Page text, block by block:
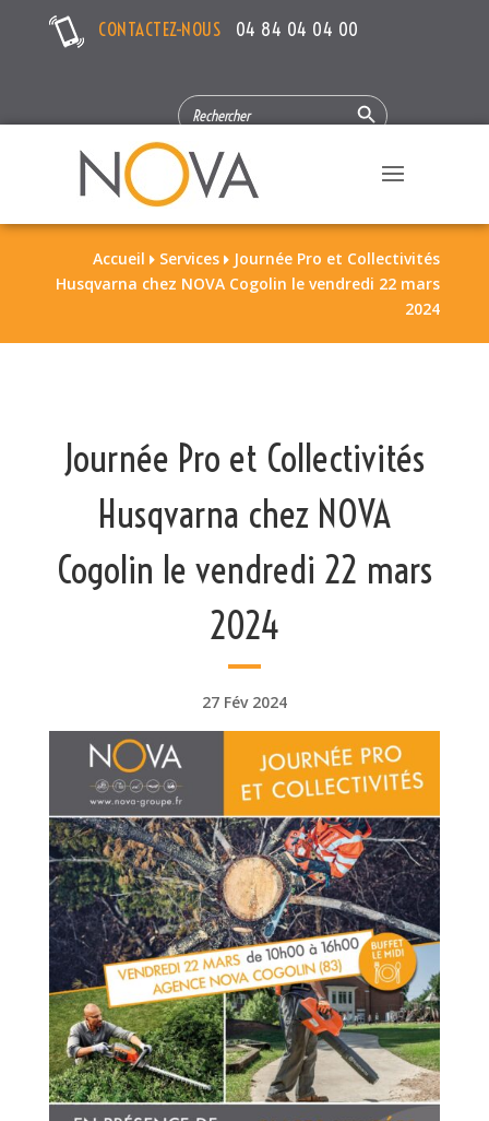
CONTACTEZ-NOUS 04 84 04 04 00
SEARCH
FOR:
Search Button
Accueil  Services  Journée Pro et Collectivités
Husqvarna chez NOVA Cogolin le vendredi 22 mars
2024
Journée Pro et Collectivités
Husqvarna chez NOVA
Cogolin le vendredi 22 mars
2024
27 Fév 2024